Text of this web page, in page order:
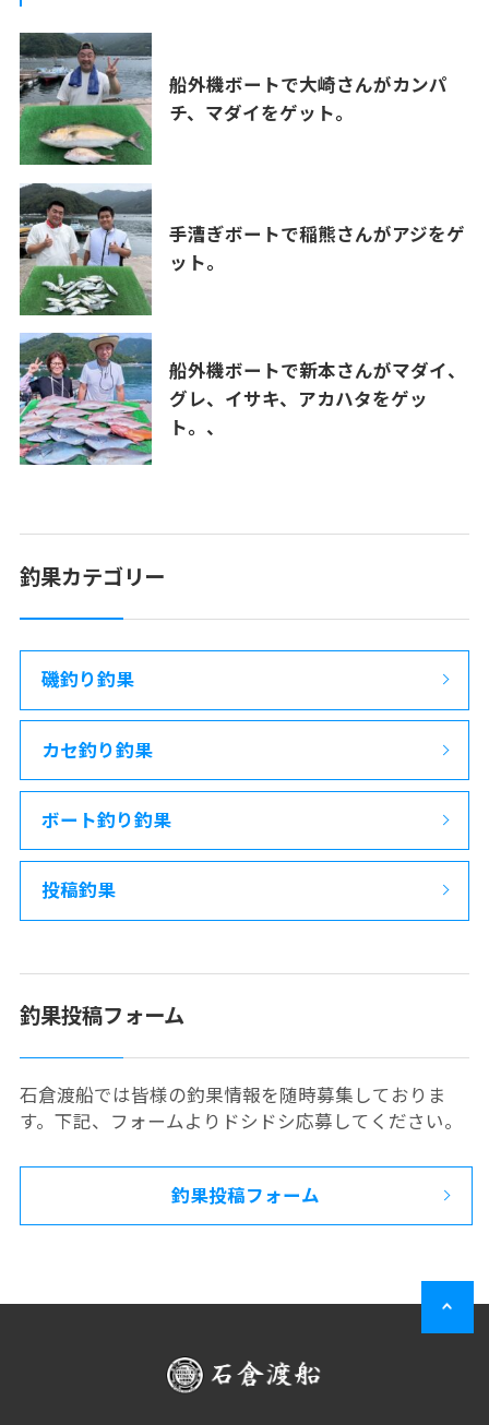
船外機ボートで大崎さんがカンパ
チ、マダイをゲット。
手漕ぎボートで稲熊さんがアジをゲ
ット。
船外機ボートで新本さんがマダイ、
グレ、イサキ、アカハタをゲッ
ト。、
釣果カテゴリー
磯釣り釣果
カセ釣り釣果
ボート釣り釣果
投稿釣果
釣果投稿フォーム
石倉渡船では皆様の釣果情報を随時募集しておりま
す。下記、フォームよりドシドシ応募してください。
釣果投稿フォーム